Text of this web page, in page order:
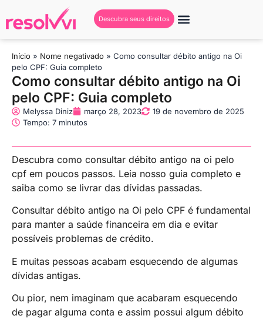
Descubra seus direitos
Início » Nome negativado » Como consultar débito antigo na Oi
pelo CPF: Guia completo
Como consultar débito antigo na Oi
pelo CPF: Guia completo
Melyssa Diniz março 28, 2023
19 de novembro de 2025
Tempo: 7 minutos
Descubra como consultar débito antigo na oi pelo
cpf em poucos passos. Leia nosso guia completo e
saiba como se livrar das dívidas passadas.
Consultar débito antigo na Oi pelo CPF é fundamental
para manter a saúde financeira em dia e evitar
possíveis problemas de crédito.
E muitas pessoas acabam esquecendo de algumas
dívidas antigas.
Ou pior, nem imaginam que acabaram esquecendo
de pagar alguma conta e assim possui algum débito